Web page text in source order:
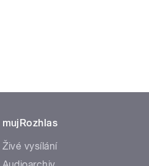
mujRozhlas
Živé vysílání